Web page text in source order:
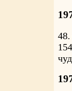
48.